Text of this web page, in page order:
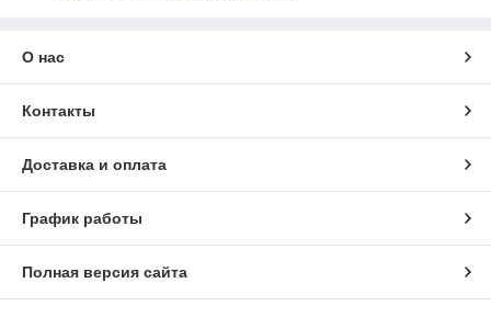
О нас
Контакты
Доставка и оплата
График работы
Полная версия сайта